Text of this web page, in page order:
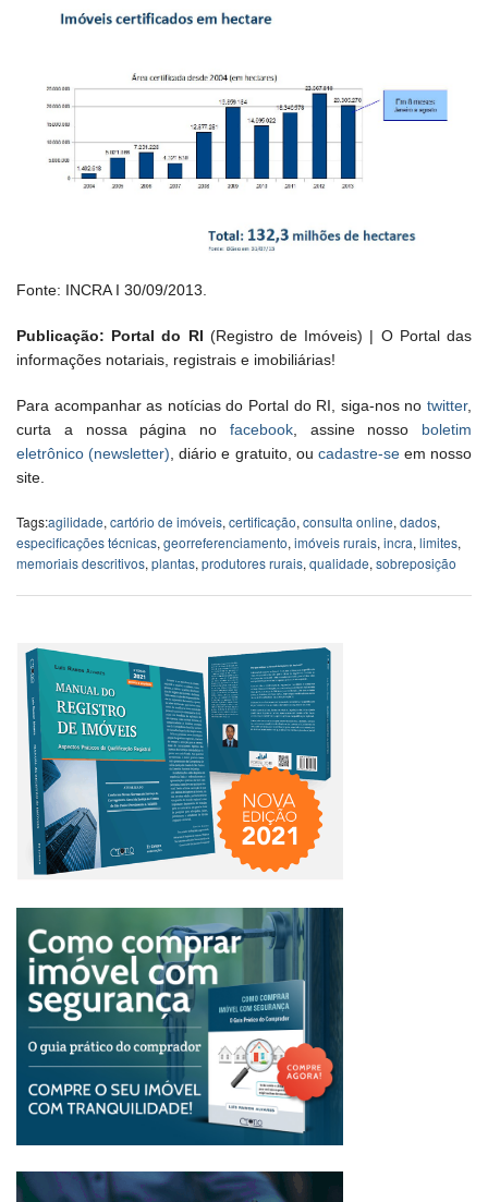
Fonte: INCRA I 30/09/2013.
Publicação: Portal do RI (Registro de Imóveis) | O Portal das
informações notariais, registrais e imobiliárias!
Para acompanhar as notícias do Portal do RI, siga-nos no twitter,
curta a nossa página no facebook, assine nosso boletim
eletrônico (newsletter) , diário e gratuito, ou cadastre-seem nosso
site.
Tags:agilidade, cartório de imóveis, certificação, consulta online, dados,
especificações técnicas, georreferenciamento, imóveis rurais, incra, limites,
memoriais descritivos, plantas, produtores rurais, qualidade, sobreposição